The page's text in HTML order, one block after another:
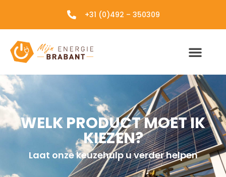
+31 (0)492 – 350309
WELK PRODUCT MOET IK
KIEZEN?
Laat onze keuzehulp u verder helpen